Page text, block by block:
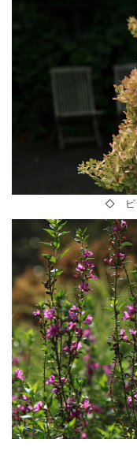
◇ ピ